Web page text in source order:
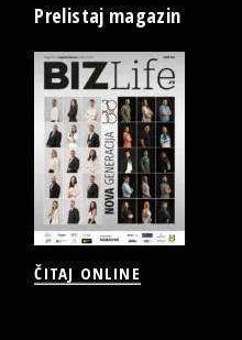
Prelistaj magazin
ČITAJ ONLINE